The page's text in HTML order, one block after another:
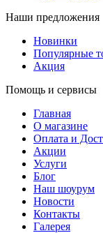
Наши предложения
Новинки
Популярные
Акция
Помощь и сервисы
Главная
О магазине
Оплата и
Акции
Услуги
Блог
Наш шоурум
Новости
Контакты
Галерея